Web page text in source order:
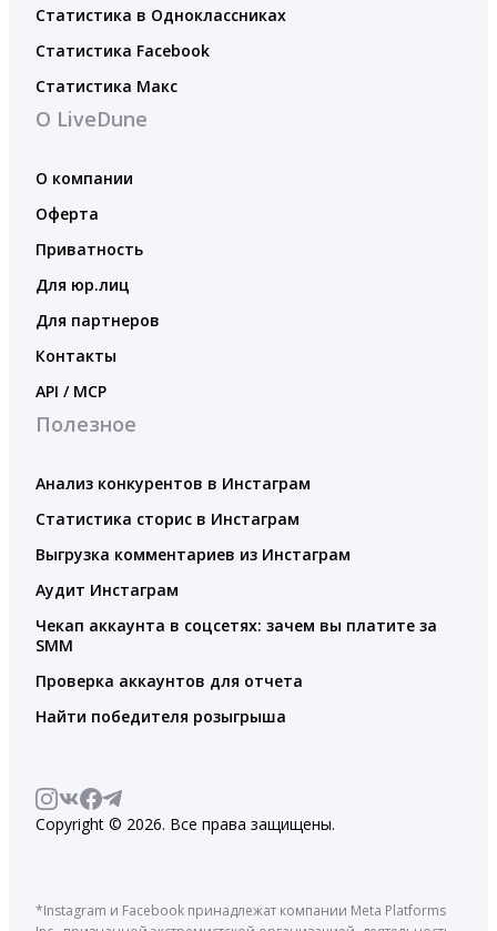
Статистика в Одноклассниках
Статистика Facebook
Статистика Макс
О LiveDune
О компании
Оферта
Приватность
Для юр.лиц
Для партнеров
Контакты
API / MCP
Полезное
Анализ конкурентов в Инстаграм
Статистика сторис в Инстаграм
Выгрузка комментариев из Инстаграм
Аудит Инстаграм
Чекап аккаунта в соцсетях: зачем вы платите за
SMM
Проверка аккаунтов для отчета
Найти победителя розыгрыша
Copyright © 2026. Все права защищены.
*Instagram и Facebook принадлежат компании Meta Platforms